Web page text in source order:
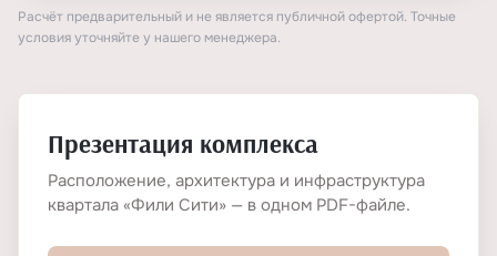
Расчёт предварительный и не является публичной офертой. Точные
условия уточняйте у нашего менеджера.
Презентация комплекса
Расположение, архитектура и инфраструктура
квартала «Фили Сити» — в одном PDF-файле.